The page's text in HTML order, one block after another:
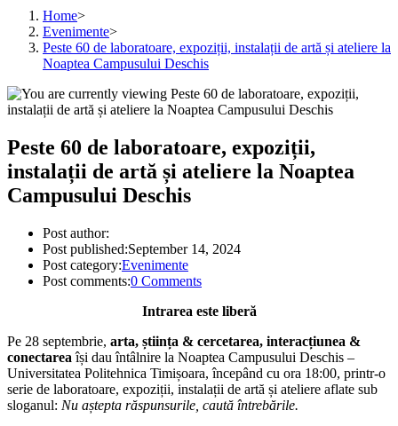
Home>
Evenimente>
Peste 60 de laboratoare, expoziții, instalații de artă și ateliere la
Noaptea Campusului Deschis
Peste 60 de laboratoare, expoziții,
instalații de artă și ateliere la Noaptea
Campusului Deschis
Post author:
Post published:September 14, 2024
Post category:Evenimente
Post comments:0 Comments
Intrarea este liberă
Pe 28 septembrie, arta, știința & cercetarea, interacțiunea &
conectareaîși dau întâlnire la Noaptea Campusului Deschis –
Universitatea Politehnica Timișoara, începând cu ora 18:00, printr-o
serie de laboratoare, expoziții, instalații de artă și ateliere aflate sub
sloganul: Nu aștepta răspunsurile, caută întrebările.